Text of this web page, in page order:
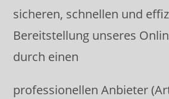
sicheren, schnellen und
Bereitstellung unseres
durch einen
professionellen Anbieter